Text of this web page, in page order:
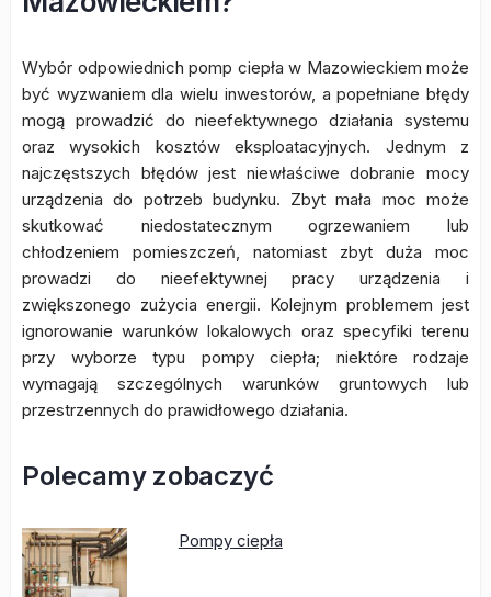
Wybór odpowiednich pomp ciepła w Mazowieckiem może
być wyzwaniem dla wielu inwestorów, a popełniane błędy
mogą prowadzić do nieefektywnego działania systemu
oraz wysokich kosztów eksploatacyjnych. Jednym z
najczęstszych błędów jest niewłaściwe dobranie mocy
urządzenia do potrzeb budynku. Zbyt mała moc może
skutkować niedostatecznym ogrzewaniem lub
chłodzeniem pomieszczeń, natomiast zbyt duża moc
prowadzi do nieefektywnej pracy urządzenia i
zwiększonego zużycia energii. Kolejnym problemem jest
ignorowanie warunków lokalowych oraz specyfiki terenu
przy wyborze typu pompy ciepła; niektóre rodzaje
wymagają szczególnych warunków gruntowych lub
przestrzennych do prawidłowego działania.
Polecamy zobaczyć
Pompy ciepła